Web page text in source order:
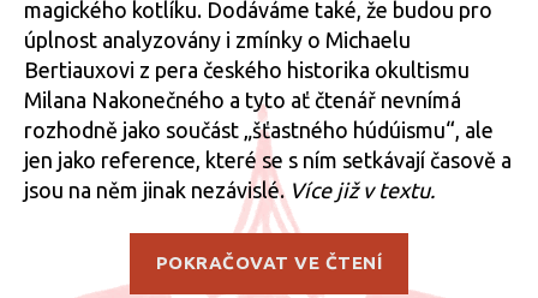
magického kotlíku. Dodáváme také, že budou pro
úplnost analyzovány i zmínky o Michaelu
Bertiauxovi z pera českého historika okultismu
Milana Nakonečného a tyto ať čtenář nevnímá
rozhodně jako součást „šťastného húdúismu“, ale
jen jako reference, které se s ním setkávají časově a
jsou na něm jinak nezávislé. Více již v textu.
POKRAČOVAT VE ČTENÍ